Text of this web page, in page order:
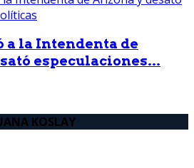
a la Intendenta de
especulaciones...
KOSLAY